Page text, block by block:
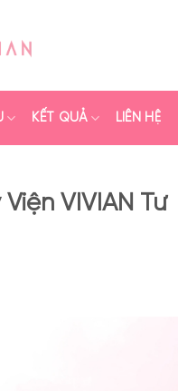
KẾT QUẢ LIÊN HỆ
VIVIAN Tư